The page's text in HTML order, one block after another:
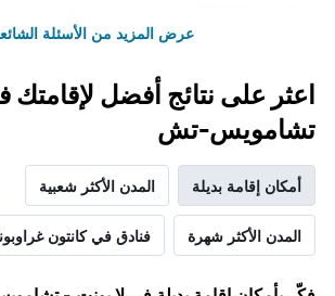
عرض المزيد من الأسئلة
اعثر على نتائج أفضل
تشامويس-تش
أمكان إقامة بديلة المدن الأكثر شعبية
المدن الأكثر شهرة فنادق في كانتون